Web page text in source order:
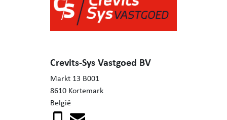
Crevits-Sys Vastgoed BV
Markt 13 B001
8610 Kortemark
België